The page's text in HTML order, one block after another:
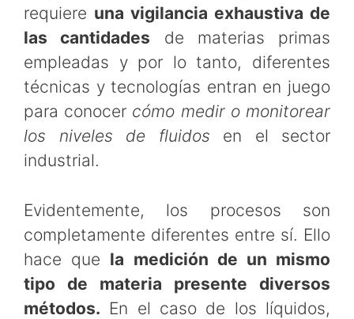
requiere una vigilancia exhaustiva de
las cantidades de materias primas
empleadas y por lo tanto, diferentes
técnicas y tecnologías entran en juego
para conocer cómo medir o monitorear
los niveles de fluidos en el sector
industrial.
Evidentemente, los procesos son
completamente diferentes entre sí. Ello
hace que la medición de un mismo
tipo de materia presente diversos
métodos. En el caso de los líquidos,